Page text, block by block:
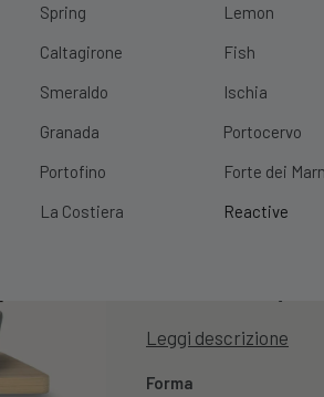
Spring
Caltagirone
Smeraldo
Granada
Portofino
La Costiera
Lemon
Fish
Ischia
Portocervo
Forte dei
Reactive
SCOPRI|SPEDIZIONE GRATUITA CON UN
Set 3
Dinamic
Leggi descrizione
Forma